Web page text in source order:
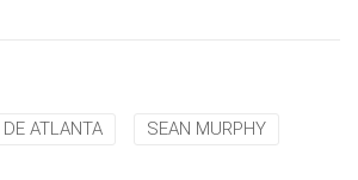
ATLANTA SEAN MURPHY